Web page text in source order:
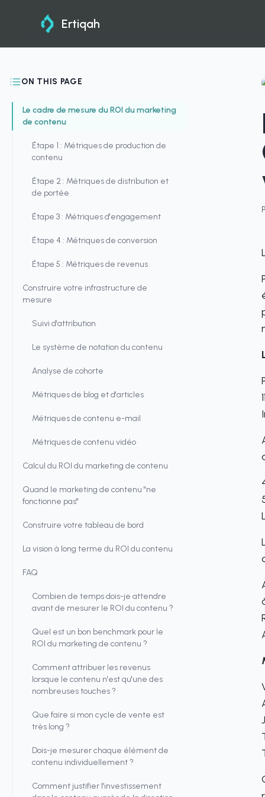
Ertiqah
ON THIS PAGE
Le cadre de mesure du ROI du marketing
de contenu
Étape 1 : Métriques de production de
contenu
Étape 2 : Métriques de distribution et
de portée
Étape 3 : Métriques d'engagement
Étape 4 : Métriques de conversion
Étape 5 : Métriques de revenus
Construire votre infrastructure de
mesure
Suivi d'attribution
Le système de notation du contenu
Analyse de cohorte
Métriques de blog et d'articles
Métriques de contenu e-mail
Métriques de contenu vidéo
Calcul du ROI du marketing de contenu
Quand le marketing de contenu "ne
fonctionne pas"
Construire votre tableau de bord
La vision à long terme du ROI du contenu
FAQ
Combien de temps dois-je attendre
avant de mesurer le ROI du contenu ?
Quel est un bon benchmark pour le
ROI du marketing de contenu ?
Comment attribuer les revenus
lorsque le contenu n'est qu'une des
nombreuses touches ?
Que faire si mon cycle de vente est
très long ?
Dois-je mesurer chaque élément de
contenu individuellement ?
Comment justifier l'investissement